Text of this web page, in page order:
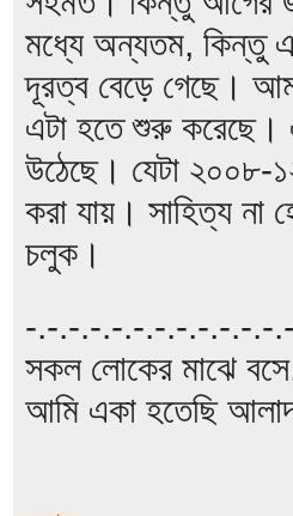
মধ্যে অন্যতম, কিন্তু
দূরত্ব বেড়ে গেছে।
এটা হতে শুরু করেছে।
উঠেছে। যেটা ২০০৮-
করা যায়। সাহিত্য না
চলুক।
‍‌-.-.-.-.-.-.-.-.-.-.-.-
সকল লোকের মাঝে
আমি একা হতেছি